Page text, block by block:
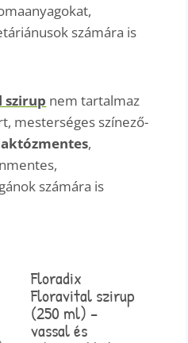
számára is
szirup nem tartalmaz
mesterséges színező-
,
számára is
Floradix
Floravital szirup
(250 ml) –
vassal és